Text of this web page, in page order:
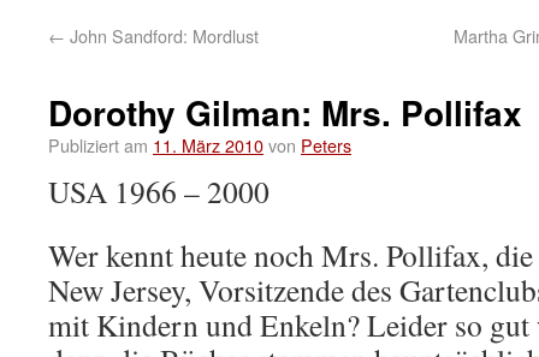
← John Sandford: Mordlust Martha
Dorothy Gilman: Mrs. Pollifax
Publiziert am 11. März 2010von Peters
USA 1966 – 2000
Wer kennt heute noch Mrs. Pollifax,
New Jersey, Vorsitzende des
mit Kindern und Enkeln? Leider so gut